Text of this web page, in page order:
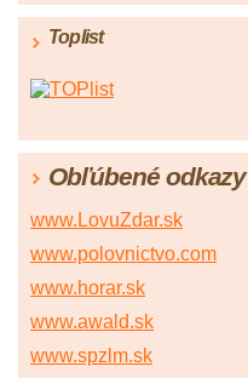
Toplist
Obľúbené odkazy
www.LovuZdar.sk
www.polovnictvo.com
www.horar.sk
www.awald.sk
www.spzlm.sk